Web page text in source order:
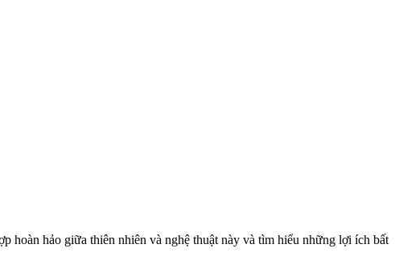
hoàn hảo giữa thiên nhiên và nghệ thuật này và tìm hiểu những lợi ích bất